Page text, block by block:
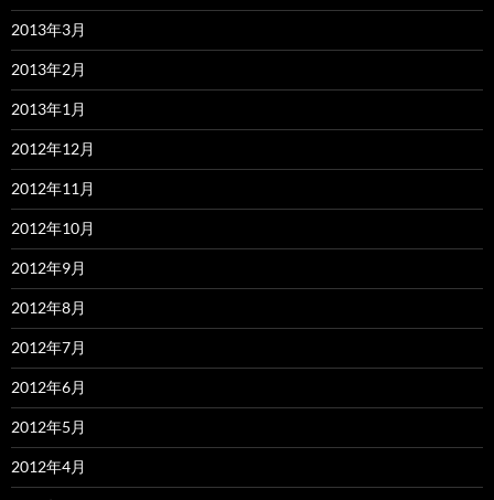
2013年3月
2013年2月
2013年1月
2012年12月
2012年11月
2012年10月
2012年9月
2012年8月
2012年7月
2012年6月
2012年5月
2012年4月